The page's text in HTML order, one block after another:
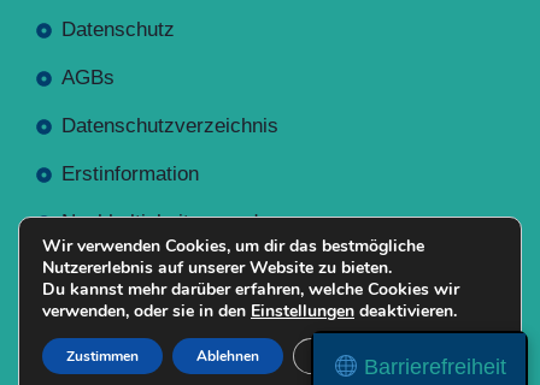
Datenschutz
AGBs
Datenschutzverzeichnis
Erstinformation
Nachhaltigkeitsverordnung
Mit Erstellt NR-Webservices.de
Barrierefreiheit
Wir verwenden Cookies, um dir das bestmögliche
Nutzererlebnis auf unserer Website zu bieten.
Du kannst mehr darüber erfahren, welche Cookies wir
verwenden, oder sie in den Einstellungen deaktivieren.
Zustimmen Ablehnen Einstellungen